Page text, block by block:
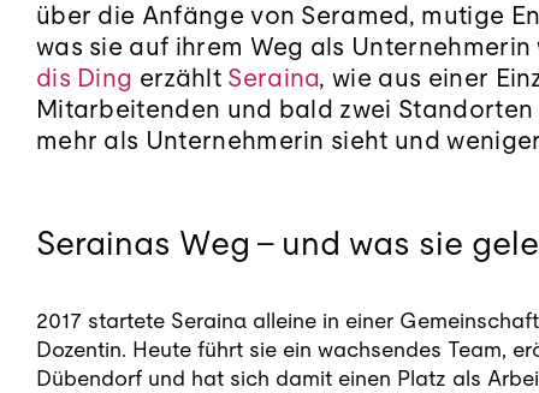
über die Anfänge von Seramed, mutige
was sie auf ihrem Weg als
dis Ding erzählt Seraina, wie aus einer
Mitarbeitenden und bald zwei
mehr als Unternehmerin sieht und
Serainas Weg – und was sie
2017 startete Seraina alleine in einer
Dozentin. Heute führt sie ein wachsendes Team,
Dübendorf und hat sich damit einen Platz als